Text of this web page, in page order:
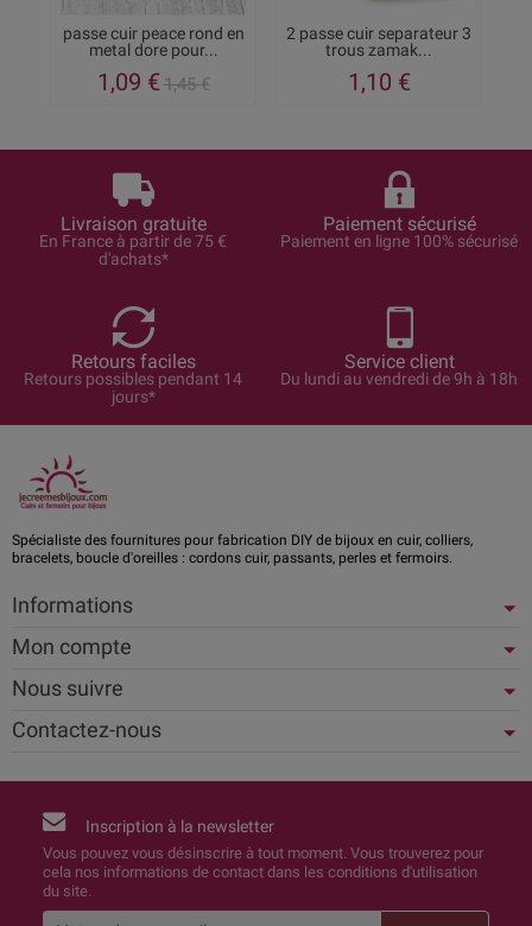
passe cuir peace rond en
metal dore pour...
1,09 €1,45 €
2 passe cuir separateur 3
trous zamak...
1,10 €
Livraison gratuite
En France à partir de 75 €
d'achats*
Paiement sécurisé
Paiement en ligne 100% sécurisé
Retours faciles
Retours possibles pendant 14
jours*
Service client
Du lundi au vendredi de 9h à 18h
Spécialiste des fournitures pour fabrication DIY de bijoux en cuir, colliers,
bracelets, boucle d'oreilles : cordons cuir, passants, perles et fermoirs.
Informations
Mon compte
Nous suivre
Contactez-nous
Inscription à la newsletter
Vous pouvez vous désinscrire à tout moment. Vous trouverez pour
cela nos informations de contact dans les conditions d'utilisation
du site.